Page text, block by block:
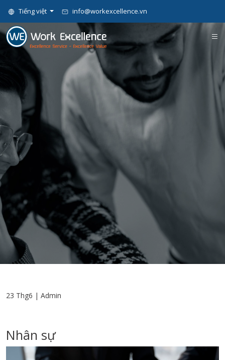
Tiếng việt info@workexcellence.vn
23 Thg6 | Admin
Nhân sự